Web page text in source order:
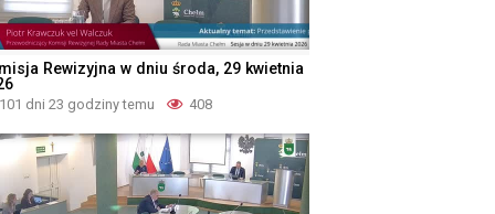
Rewizyjna w dniu środa, 29 kwietnia
101 dni 23 godziny temu 408